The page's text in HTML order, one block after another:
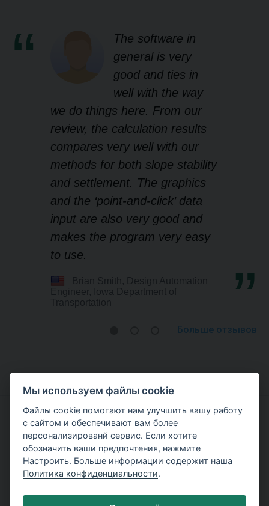
The software in
general is very
good and ties in
well with the way
we do things here. From our
review, the calculation results
compares very well with our
methods for both slope stability
and settlement. The graphics
and the ‘point-and-click’ data
input are also very good and
makes the program very easy
to use.
Больше отзывов
Попробуйте работать с GEO5
Скачайте демоверсию
Мы используем файлы cookie
Файлы cookie помогают нам улучшить вашу работу
с сайтом и обеспечивают вам более
персонализированй сервис. Если хотите
обозначить ваши предпочтения, нажмите
Настроить. Больше информации содержит наша
Политика конфиденциальности.